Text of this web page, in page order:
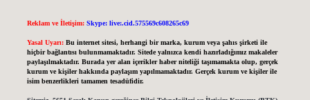
Reklam ve İletişim: Skype: live:.cid.575569c608265c69
Yasal Uyarı: Bu internet sitesi, herhangi bir marka, kurum veya şahıs şirketi ile
hiçbir bağlantısı bulunmamaktadır. Sitede yalnızca kendi hazırladığımız makaleler
paylaşılmaktadır. Burada yer alan içerikler haber niteliği taşımamakta olup, gerçek
kurum ve kişiler hakkında paylaşım yapılmamaktadır. Gerçek kurum ve kişiler ile
isim benzerlikleri tamamen tesadüfidir.